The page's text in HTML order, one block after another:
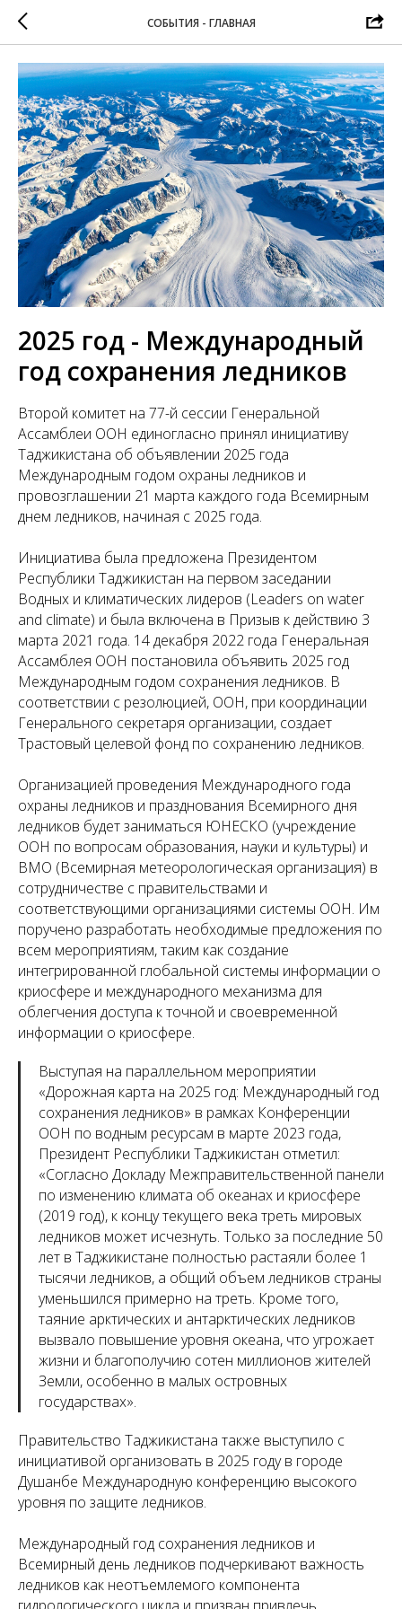
СОБЫТИЯ - ГЛАВНАЯ
2025 год - Международный
год сохранения ледников
Второй комитет на 77-й сессии Генеральной
Ассамблеи ООН единогласно принял инициативу
Таджикистана об объявлении 2025 года
Международным годом охраны ледников и
провозглашении 21 марта каждого года Всемирным
днем ледников, начиная с 2025 года.
Инициатива была предложена Президентом
Республики Таджикистан на первом заседании
Водных и климатических лидеров (Leaders on water
and climate) и была включена в Призыв к действию 3
марта 2021 года. 14 декабря 2022 года Генеральная
Ассамблея ООН постановила объявить 2025 год
Международным годом сохранения ледников. В
соответствии с резолюцией, ООН, при координации
Генерального секретаря организации, создает
Трастовый целевой фонд по сохранению ледников.
Организацией проведения Международного года
охраны ледников и празднования Всемирного дня
ледников будет заниматься ЮНЕСКО (учреждение
ООН по вопросам образования, науки и культуры) и
ВМО (Всемирная метеорологическая организация) в
сотрудничестве с правительствами и
соответствующими организациями системы ООН. Им
поручено разработать необходимые предложения по
всем мероприятиям, таким как создание
интегрированной глобальной системы информации о
криосфере и международного механизма для
облегчения доступа к точной и своевременной
информации о криосфере.
Выступая на параллельном мероприятии
«Дорожная карта на 2025 год: Международный год
сохранения ледников» в рамках Конференции
ООН по водным ресурсам в марте 2023 года,
Президент Республики Таджикистан отметил:
«Согласно Докладу Межправительственной панели
по изменению климата об океанах и криосфере
(2019 год), к концу текущего века треть мировых
ледников может исчезнуть. Только за последние 50
лет в Таджикистане полностью растаяли более 1
тысячи ледников, а общий объем ледников страны
уменьшился примерно на треть. Кроме того,
таяние арктических и антарктических ледников
вызвало повышение уровня океана, что угрожает
жизни и благополучию сотен миллионов жителей
Земли, особенно в малых островных
государствах».
Правительство Таджикистана также выступило с
инициативой организовать в 2025 году в городе
Душанбе Международную конференцию высокого
уровня по защите ледников.
Международный год сохранения ледников и
Всемирный день ледников подчеркивают важность
ледников как неотъемлемого компонента